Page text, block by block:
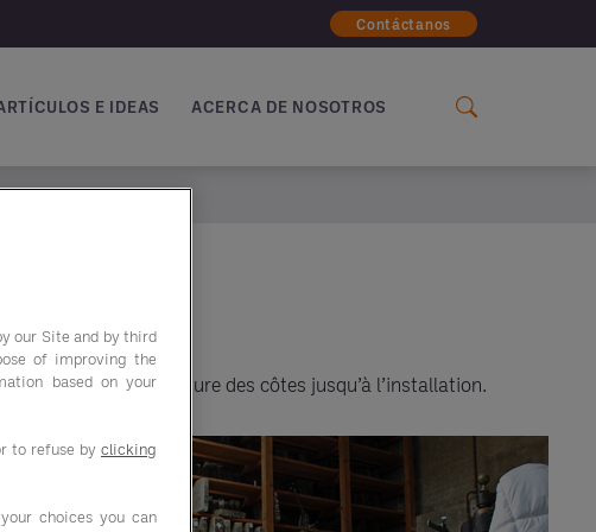
Contáctanos
E IDEAS ACERCA DE NOSOTROS
textile sur mesure des côtes jusqu’à l’installation.
our Site and by third
of improving the
based on your
to refuse by clicking
choices you can